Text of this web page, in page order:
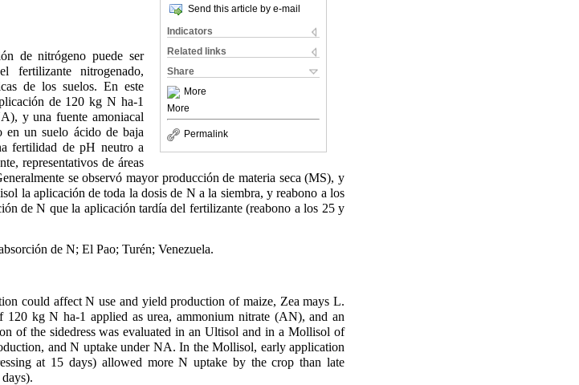
Send this article by e-mail
Indicators
Related links
Share
More
More
Permalink
de nitrógeno puede ser
nitrogenado,
de los suelos. En este
de 120 kg N ha-1
y una fuente amoniacal
en un suelo ácido de baja
fertilidad de pH neutro a
representativos de áreas
se observó mayor producción de materia seca (MS), y
la aplicación de toda la dosis de N a la siembra, y reabono a los
de N que la aplicación tardía del fertilizante (reabono a los 25 y
de N; El Pao; Turén; Venezuela.
could affect N use and yield production of maize, Zea mays L.
120 kg N ha-1 applied as urea, ammonium nitrate (AN), and an
of the sidedress was evaluated in an Ultisol and in a Mollisol of
and N uptake under NA. In the Mollisol, early application
at 15 days) allowed more N uptake by the crop than late